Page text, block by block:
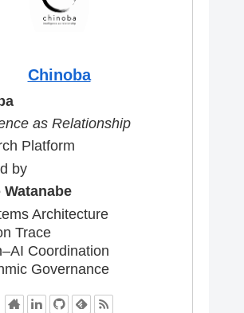
Chinoba
as Relationship
Platform
by
Watanabe
Architecture
Trace
Coordination
Governance